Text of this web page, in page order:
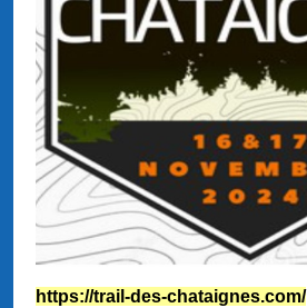
https://trail-des-chataignes.com/